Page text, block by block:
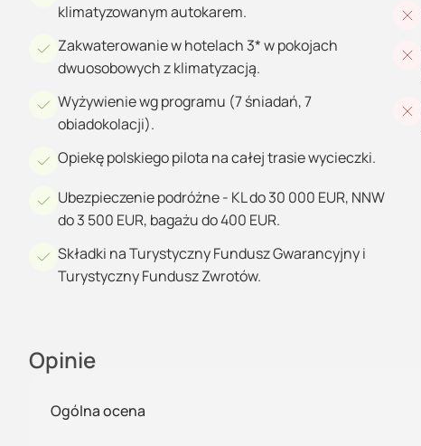
klimatyzowanym autokarem.
Zakwaterowanie w hotelach 3* w pokojach
dwuosobowych z klimatyzacją.
Wyżywienie wg programu (7 śniadań, 7
obiadokolacji).
Opiekę polskiego pilota na całej trasie wycieczki.
Ubezpieczenie podróżne - KL do 30 000 EUR, NNW
do 3 500 EUR, bagażu do 400 EUR.
Składki na Turystyczny Fundusz Gwarancyjny i
Turystyczny Fundusz Zwrotów.
Opinie
Ogólna ocena